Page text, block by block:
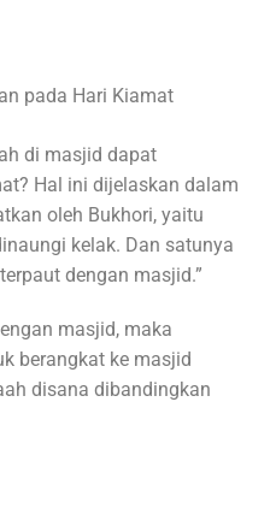
pada Hari Kiamat
di masjid dapat
Hal ini dijelaskan dalam
oleh Bukhori, yaitu
kelak. Dan satunya
dengan masjid.”
masjid, maka
berangkat ke masjid
disana dibandingkan